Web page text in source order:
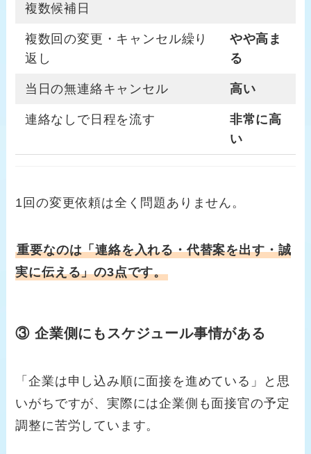
複数候補日
複数回の変更・キャンセル繰り
返し
やや高ま
る
当日の無連絡キャンセル 高い
連絡なしで日程を流す
非常に高
い
1回の変更依頼は全く問題ありません。
重要なのは「連絡を入れる・代替案を出す・誠
実に伝える」の3点です。
③ 企業側にもスケジュール事情がある
「企業は申し込み順に面接を進めている」と思
いがちですが、実際には企業側も面接官の予定
調整に苦労しています。